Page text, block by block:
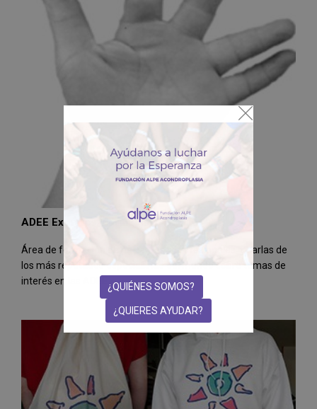
ADEE Expertos. Formación
Área de formación de pacientes y profesionales. Charlas de
los más reputados especialistas del mundo sobre temas de
interés en las ADEE
¿QUIÉNES SOMOS?
¿QUIERES AYUDAR?